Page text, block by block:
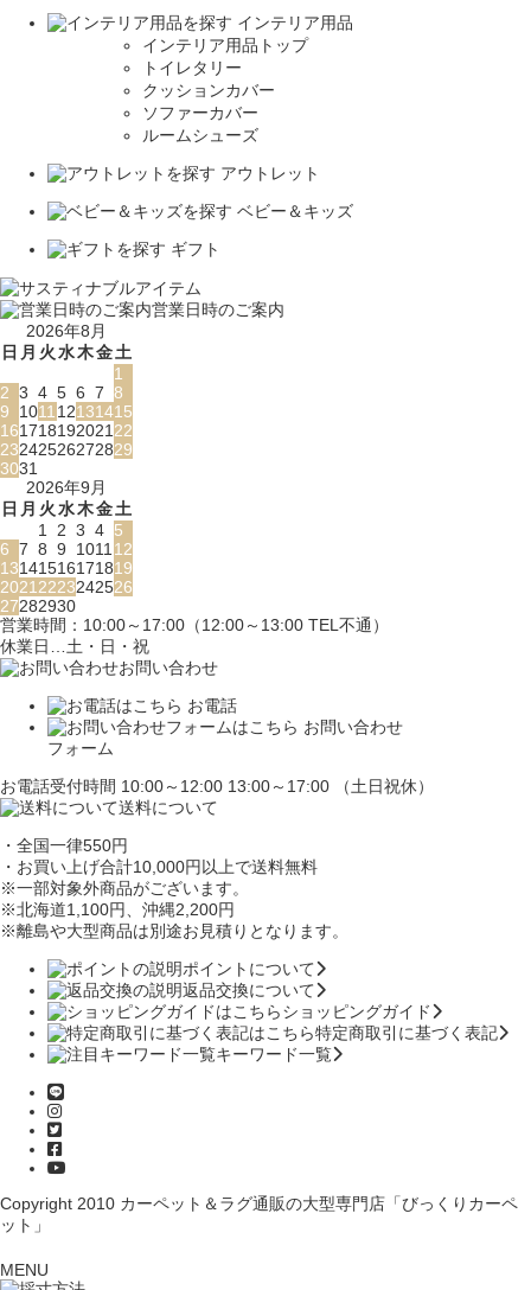
インテリア用品
インテリア用品トップ
トイレタリー
クッションカバー
ソファーカバー
ルームシューズ
アウトレット
ベビー＆キッズ
ギフト
営業日時のご案内
2026年8月
日 月 火水木金土
1
2 3 4 5 6 7 8
9
101112131415
16171819202122
23242526272829
3031
2026年9月
日 月 火水木金土
1 2 3 4 5
6 7 8 9 101112
13141516171819
20212223242526
27282930
営業時間：10:00～17:00（12:00～13:00 TEL不通）
休業日…土・日・祝
お問い合わせ
お電話
お問い合わせ
フォーム
お電話受付時間 10:00～12:00 13:00～17:00 （土日祝休）
送料について
・全国一律550円
・お買い上げ合計10,000円 以上で送料無料
※一部対象外商品がございます。
※北海道1,100円、沖縄2,200円
※離島や大型商品は別途お見積りとなります。
ポイントについて
返品交換について
ショッピングガイド
特定商取引に基づく表記
キーワード一覧
Copyright 2010 カーペット＆ラグ通販の大型専門店「びっくりカーペ
ット」
MENU